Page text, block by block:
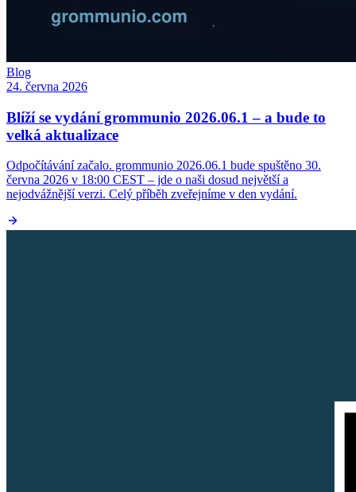
Blog
24. června 2026
Blíží se vydání grommunio 2026.06.1 – a bude to
velká aktualizace
Odpočítávání začalo. grommunio 2026.06.1 bude spuštěno 30.
června 2026 v 18:00 CEST – jde o naši dosud největší a
nejodvážnější verzi. Celý příběh zveřejníme v den vydání.